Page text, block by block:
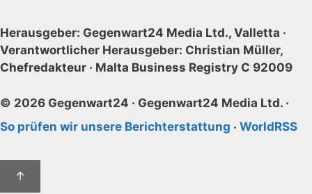
Herausgeber: Gegenwart24 Media Ltd., Valletta ·
Verantwortlicher Herausgeber: Christian Müller,
Chefredakteur · Malta Business Registry C 92009
© 2026 Gegenwart24 · Gegenwart24 Media Ltd. ·
So prüfen wir unsere Berichterstattung · WorldRSS
↑